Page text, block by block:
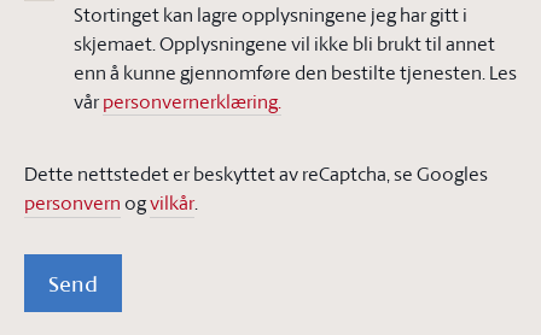
Stortinget kan lagre opplysningene jeg har gitt i
skjemaet. Opplysningene vil ikke bli brukt til annet
enn å kunne gjennomføre den bestilte tjenesten. Les
vårpersonvernerklæring.
Dette nettstedet er beskyttet av reCaptcha, se Googles
personvern ogvilkår.
Send